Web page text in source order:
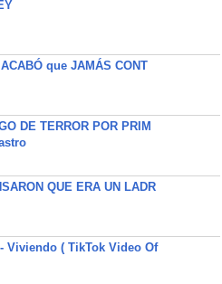
que JAMÁS CONT
DE TERROR POR PRIM
QUE ERA UN LADR
Viviendo ( TikTok Video Of